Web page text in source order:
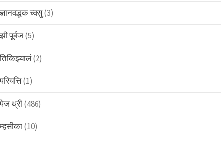
ज्ञानवद्धक च्वसु(3)
झी पूर्वज(5)
तिकिझ्यालं(2)
परियत्ति(1)
पेज थ्री(486)
म्हसीका(10)